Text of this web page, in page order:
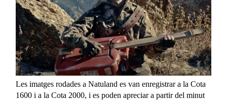
Les imatges rodades a Natuland es van enregistrar a la Cota
1600 i a la Cota 2000, i es poden apreciar a partir del minut